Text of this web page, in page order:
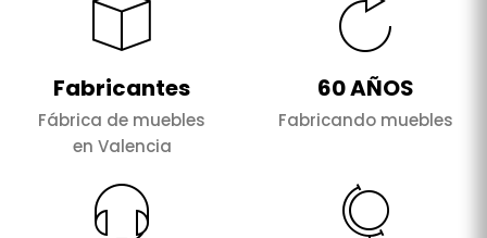
Fabricantes
Fábrica de muebles
en Valencia
60 AÑOS
Fabricando muebles